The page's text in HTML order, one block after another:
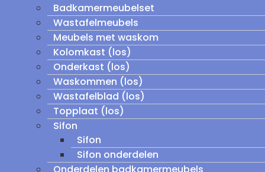
Badkamermeubelset
Wastafelmeubels
Meubels met waskom
Kolomkast (los)
Onderkast (los)
Waskommen (los)
Wastafelblad (los)
Topplaat (los)
Sifon
Sifon
Sifon onderdelen
Onderdelen badkamermeubels